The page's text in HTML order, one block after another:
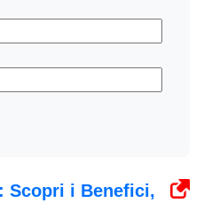
Scopri i Benefici,